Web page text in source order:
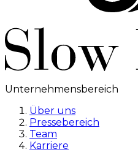
Unternehmensbereich
Über uns
Pressebereich
Team
Karriere